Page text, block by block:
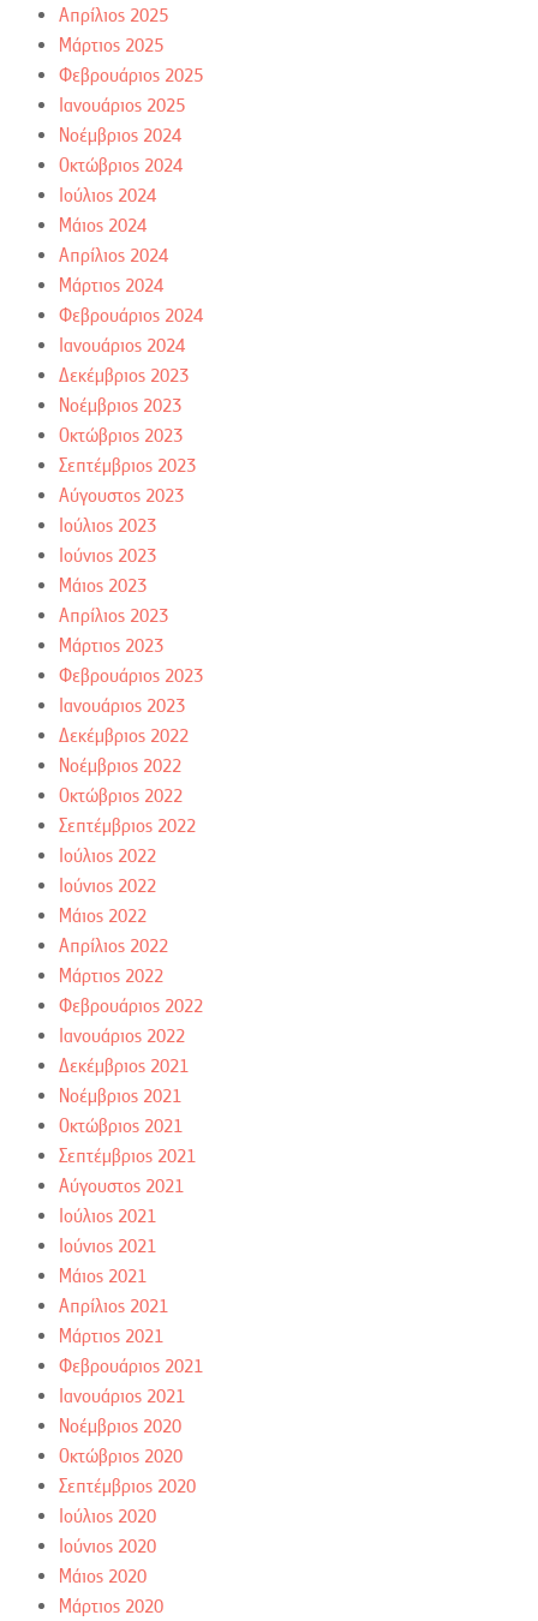
Απρίλιος 2025
Μάρτιος 2025
Φεβρουάριος 2025
Ιανουάριος 2025
Νοέμβριος 2024
Οκτώβριος 2024
Ιούλιος 2024
Μάιος 2024
Απρίλιος 2024
Μάρτιος 2024
Φεβρουάριος 2024
Ιανουάριος 2024
Δεκέμβριος 2023
Νοέμβριος 2023
Οκτώβριος 2023
Σεπτέμβριος 2023
Αύγουστος 2023
Ιούλιος 2023
Ιούνιος 2023
Μάιος 2023
Απρίλιος 2023
Μάρτιος 2023
Φεβρουάριος 2023
Ιανουάριος 2023
Δεκέμβριος 2022
Νοέμβριος 2022
Οκτώβριος 2022
Σεπτέμβριος 2022
Ιούλιος 2022
Ιούνιος 2022
Μάιος 2022
Απρίλιος 2022
Μάρτιος 2022
Φεβρουάριος 2022
Ιανουάριος 2022
Δεκέμβριος 2021
Νοέμβριος 2021
Οκτώβριος 2021
Σεπτέμβριος 2021
Αύγουστος 2021
Ιούλιος 2021
Ιούνιος 2021
Μάιος 2021
Απρίλιος 2021
Μάρτιος 2021
Φεβρουάριος 2021
Ιανουάριος 2021
Νοέμβριος 2020
Οκτώβριος 2020
Σεπτέμβριος 2020
Ιούλιος 2020
Ιούνιος 2020
Μάιος 2020
Μάρτιος 2020